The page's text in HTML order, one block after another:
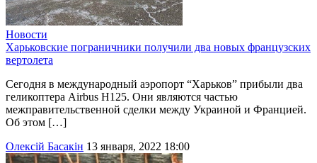
Новости
Харьковские пограничники получили два новых французских
вертолета
Сегодня в международный аэропорт “Харьков” прибыли два
геликоптера Airbus H125. Они являются частью
межправительственной сделки между Украиной и Францией.
Об этом […]
Олексій Басакін 13 января, 2022 18:00